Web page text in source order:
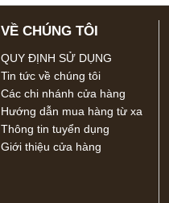
VỀ CHÚNG TÔI
QUY ĐỊNH SỬ DỤNG
Tin tức về chúng tôi
Các chi nhánh cửa hàng
Hướng dẫn mua hàng từ xa
Thông tin tuyển dụng
Giới thiệu cửa hàng